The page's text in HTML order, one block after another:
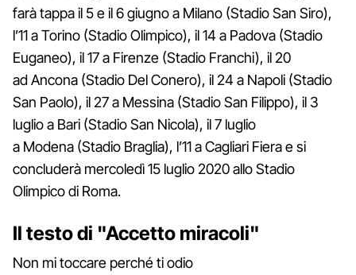
farà tappa il 5 e il 6 giugno a Milano (Stadio San Siro),
l’11 a Torino (Stadio Olimpico), il 14 a Padova (Stadio
Euganeo), il 17 a Firenze (Stadio Franchi), il 20
ad Ancona (Stadio Del Conero), il 24 a Napoli (Stadio
San Paolo), il 27 a Messina (Stadio San Filippo), il 3
luglio a Bari (Stadio San Nicola), il 7 luglio
a Modena (Stadio Braglia), l’11 a Cagliari Fiera e si
concluderà mercoledì 15 luglio 2020 allo Stadio
Olimpico di Roma.
Il testo di "Accetto miracoli"
Non mi toccare perché ti odio